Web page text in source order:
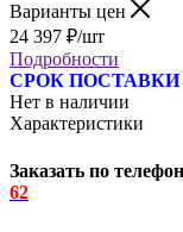
Варианты цен
24 397 ₽/шт
Подробности
СРОК ПОСТАВКИ
Нет в наличии
Характеристики
Заказать по
62